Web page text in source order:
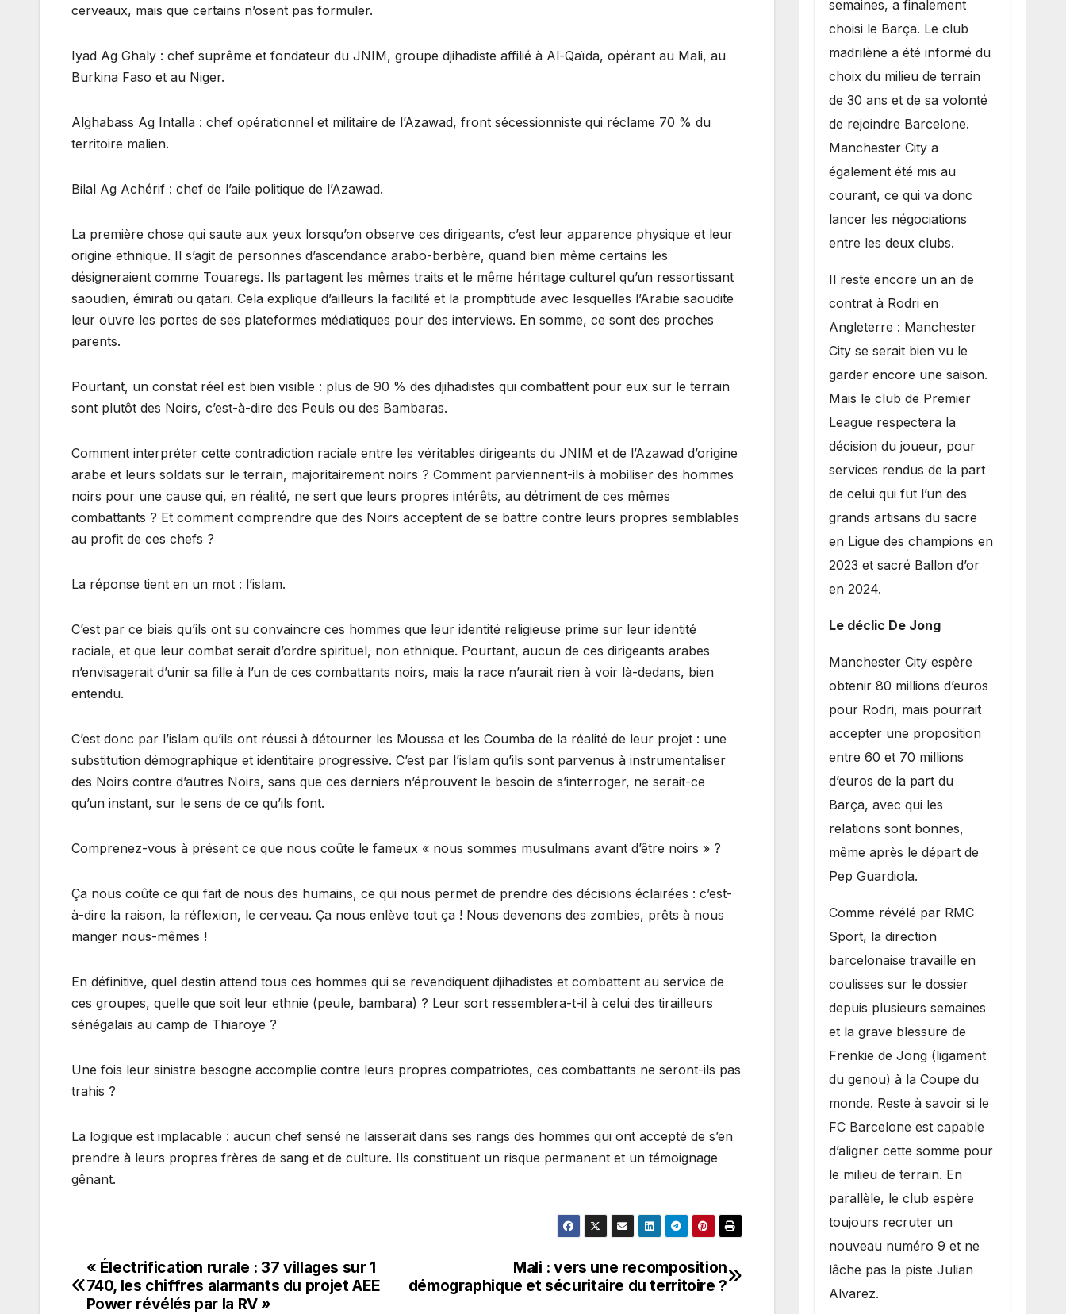
cerveaux, mais que certains n’osent pas formuler.
Iyad Ag Ghaly : chef suprême et fondateur du JNIM, groupe djihadiste affilié à Al-Qaïda, opérant au Mali, au
Burkina Faso et au Niger.
Alghabass Ag Intalla : chef opérationnel et militaire de l’Azawad, front sécessionniste qui réclame 70 % du
territoire malien.
Bilal Ag Achérif : chef de l’aile politique de l’Azawad.
La première chose qui saute aux yeux lorsqu’on observe ces dirigeants, c’est leur apparence physique et leur
origine ethnique. Il s’agit de personnes d’ascendance arabo-berbère, quand bien même certains les
désigneraient comme Touaregs. Ils partagent les mêmes traits et le même héritage culturel qu’un ressortissant
saoudien, émirati ou qatari. Cela explique d’ailleurs la facilité et la promptitude avec lesquelles l’Arabie saoudite
leur ouvre les portes de ses plateformes médiatiques pour des interviews. En somme, ce sont des proches
parents.
Pourtant, un constat réel est bien visible : plus de 90 % des djihadistes qui combattent pour eux sur le terrain
sont plutôt des Noirs, c’est-à-dire des Peuls ou des Bambaras.
Comment interpréter cette contradiction raciale entre les véritables dirigeants du JNIM et de l’Azawad d’origine
arabe et leurs soldats sur le terrain, majoritairement noirs ? Comment parviennent-ils à mobiliser des hommes
noirs pour une cause qui, en réalité, ne sert que leurs propres intérêts, au détriment de ces mêmes
combattants ? Et comment comprendre que des Noirs acceptent de se battre contre leurs propres semblables
au profit de ces chefs ?
La réponse tient en un mot : l’islam.
C’est par ce biais qu’ils ont su convaincre ces hommes que leur identité religieuse prime sur leur identité
raciale, et que leur combat serait d’ordre spirituel, non ethnique. Pourtant, aucun de ces dirigeants arabes
n’envisagerait d’unir sa fille à l’un de ces combattants noirs, mais la race n’aurait rien à voir là-dedans, bien
entendu.
C’est donc par l’islam qu’ils ont réussi à détourner les Moussa et les Coumba de la réalité de leur projet : une
substitution démographique et identitaire progressive. C’est par l’islam qu’ils sont parvenus à instrumentaliser
des Noirs contre d’autres Noirs, sans que ces derniers n’éprouvent le besoin de s’interroger, ne serait-ce
qu’un instant, sur le sens de ce qu’ils font.
Comprenez-vous à présent ce que nous coûte le fameux « nous sommes musulmans avant d’être noirs » ?
Ça nous coûte ce qui fait de nous des humains, ce qui nous permet de prendre des décisions éclairées : c’est-
à-dire la raison, la réflexion, le cerveau. Ça nous enlève tout ça ! Nous devenons des zombies, prêts à nous
manger nous-mêmes !
En définitive, quel destin attend tous ces hommes qui se revendiquent djihadistes et combattent au service de
ces groupes, quelle que soit leur ethnie (peule, bambara) ? Leur sort ressemblera-t-il à celui des tirailleurs
sénégalais au camp de Thiaroye ?
Une fois leur sinistre besogne accomplie contre leurs propres compatriotes, ces combattants ne seront-ils pas
trahis ?
La logique est implacable : aucun chef sensé ne laisserait dans ses rangs des hommes qui ont accepté de s’en
prendre à leurs propres frères de sang et de culture. Ils constituent un risque permanent et un témoignage
gênant.
Navigation
de
Mali : vers une recomposition
démographique et sécuritaire du territoire ?
« Électrification rurale : 37 villages sur 1
740, les chiffres alarmants du projet AEE
Power révélés par la RV »
semaines, a finalement
choisi le Barça. Le club
madrilène a été informé du
choix du milieu de terrain
de 30 ans et de sa volonté
de rejoindre Barcelone.
Manchester City a
également été mis au
courant, ce qui va donc
lancer les négociations
entre les deux clubs.
​Il reste encore un an de
contrat à Rodri en
Angleterre : Manchester
City se serait bien vu le
garder encore une saison.
Mais le club de Premier
League respectera la
décision du joueur, pour
services rendus de la part
de celui qui fut l’un des
grands artisans du sacre
en Ligue des champions en
2023 et sacré Ballon d’or
en 2024.
Le déclic De Jong
​Manchester City espère
obtenir 80 millions d’euros
pour Rodri, mais pourrait
accepter une proposition
entre 60 et 70 millions
d’euros de la part du
Barça, avec qui les
relations sont bonnes,
même après le départ de
Pep Guardiola.
​Comme révélé par RMC
Sport, la direction
barcelonaise travaille en
coulisses sur le dossier
depuis plusieurs semaines
et la grave blessure de
Frenkie de Jong (ligament
du genou) à la Coupe du
monde. Reste à savoir si le
FC Barcelone est capable
d’aligner cette somme pour
le milieu de terrain. En
parallèle, le club espère
toujours recruter un
nouveau numéro 9 et ne
lâche pas la piste Julian
Alvarez.